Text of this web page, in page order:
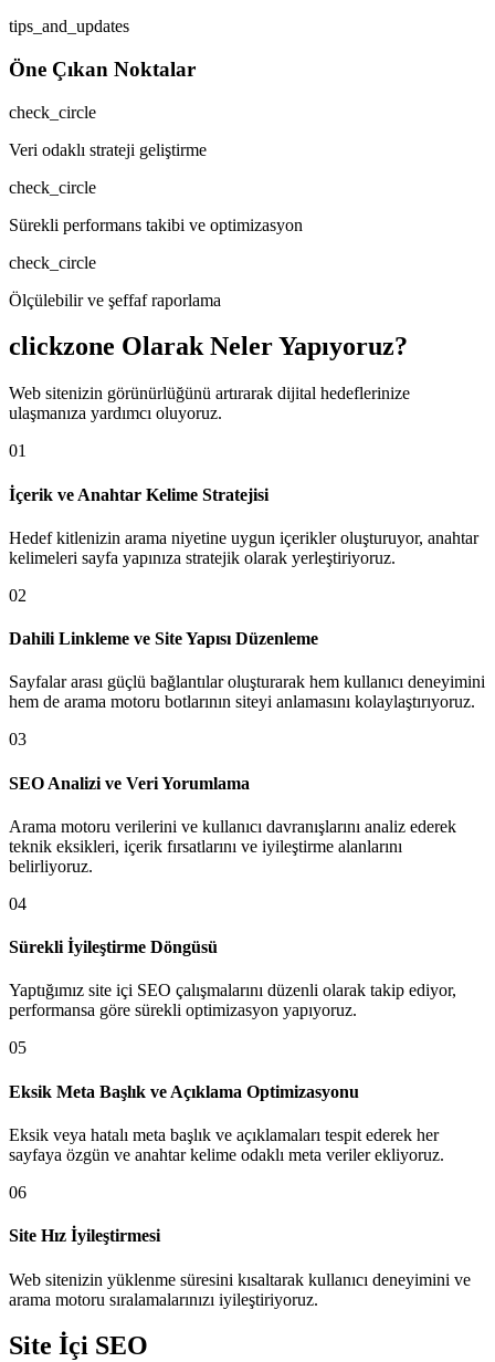
tips_and_updates
Öne Çıkan Noktalar
check_circle
Veri odaklı strateji geliştirme
check_circle
Sürekli performans takibi ve optimizasyon
check_circle
Ölçülebilir ve şeffaf raporlama
clickzone Olarak Neler Yapıyoruz?
Web sitenizin görünürlüğünü artırarak dijital hedeflerinize
ulaşmanıza yardımcı oluyoruz.
01
İçerik ve Anahtar Kelime Stratejisi
Hedef kitlenizin arama niyetine uygun içerikler oluşturuyor, anahtar
kelimeleri sayfa yapınıza stratejik olarak yerleştiriyoruz.
02
Dahili Linkleme ve Site Yapısı Düzenleme
Sayfalar arası güçlü bağlantılar oluşturarak hem kullanıcı deneyimini
hem de arama motoru botlarının siteyi anlamasını kolaylaştırıyoruz.
03
SEO Analizi ve Veri Yorumlama
Arama motoru verilerini ve kullanıcı davranışlarını analiz ederek
teknik eksikleri, içerik fırsatlarını ve iyileştirme alanlarını
belirliyoruz.
04
Sürekli İyileştirme Döngüsü
Yaptığımız site içi SEO çalışmalarını düzenli olarak takip ediyor,
performansa göre sürekli optimizasyon yapıyoruz.
05
Eksik Meta Başlık ve Açıklama Optimizasyonu
Eksik veya hatalı meta başlık ve açıklamaları tespit ederek her
sayfaya özgün ve anahtar kelime odaklı meta veriler ekliyoruz.
06
Site Hız İyileştirmesi
Web sitenizin yüklenme süresini kısaltarak kullanıcı deneyimini ve
arama motoru sıralamalarınızı iyileştiriyoruz.
Site İçi SEO